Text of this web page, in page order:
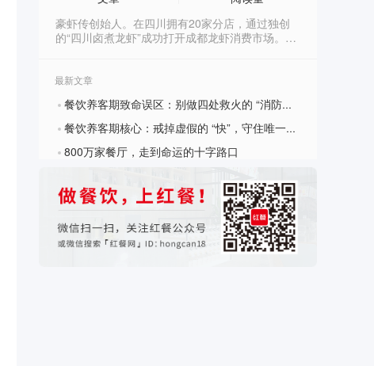
豪虾传创始人。在四川拥有20家分店，通过独创
的“四川卤煮龙虾”成功打开成都龙虾消费市场。从
创业实战宝典。（微信：hxz9861，公众号：
最新文章
? 餐饮养客期致命误区：别做四处救火的 “消防员”，只盯复购这一件事
? 餐饮养客期核心：戒掉虚假的 “快”，守住唯一的 “专”
? 800万家餐厅，走到命运的十字路口